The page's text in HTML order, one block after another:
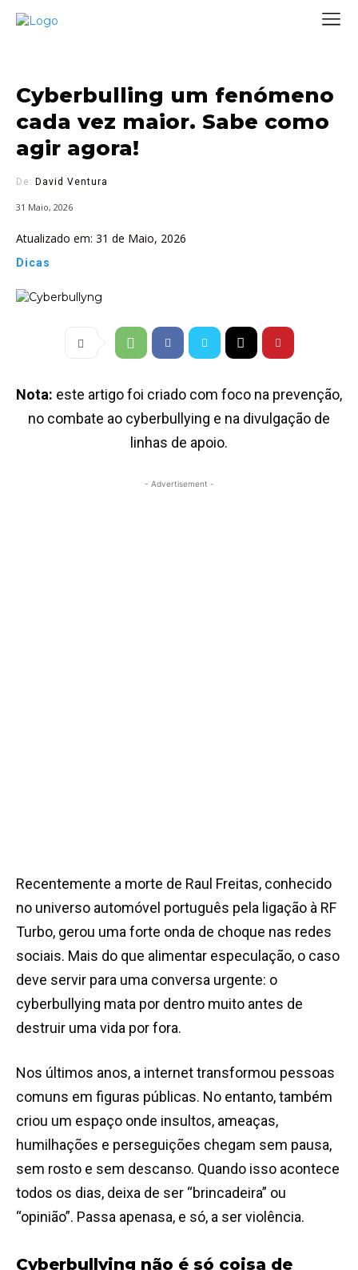
Cyberbulling um fenómeno
cada vez maior. Sabe como
agir agora!
De: David Ventura
31 Maio, 2026
Atualizado em: 31 de Maio, 2026
Dicas
Nota: este artigo foi criado com foco na prevenção,
no combate ao cyberbullying e na divulgação de
linhas de apoio.
- Advertisement -
Recentemente a morte de Raul Freitas, conhecido
no universo automóvel português pela ligação à RF
Turbo, gerou uma forte onda de choque nas redes
sociais. Mais do que alimentar especulação, o caso
deve servir para uma conversa urgente: o
cyberbullying mata por dentro muito antes de
destruir uma vida por fora.
Nos últimos anos, a internet transformou pessoas
comuns em figuras públicas. No entanto, também
criou um espaço onde insultos, ameaças,
humilhações e perseguições chegam sem pausa,
sem rosto e sem descanso. Quando isso acontece
todos os dias, deixa de ser “brincadeira” ou
“opinião”. Passa apenasa, e só, a ser violência.
Cyberbullying não é só coisa de